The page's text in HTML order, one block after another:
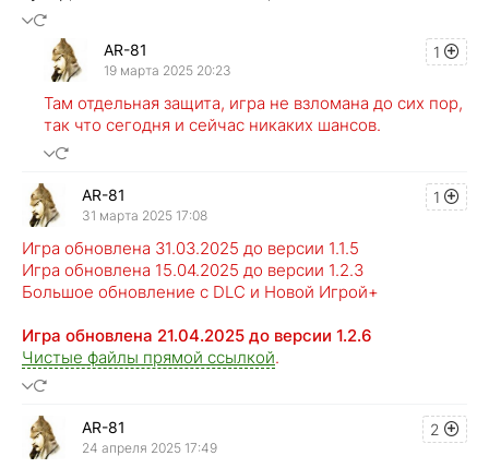
1
AR-81
19 марта 2025 20:23
Там отдельная защита, игра не взломана до сих пор,
так что сегодня и сейчас никаких шансов.
1
AR-81
31 марта 2025 17:08
Игра обновлена 31.03.2025 до версии 1.1.5
Игра обновлена 15.04.2025 до версии 1.2.3
Большое обновление с DLC и Новой Игрой+
Игра обновлена 21.04.2025 до версии 1.2.6
Чистые файлы прямой ссылкой.
2
AR-81
24 апреля 2025 17:49